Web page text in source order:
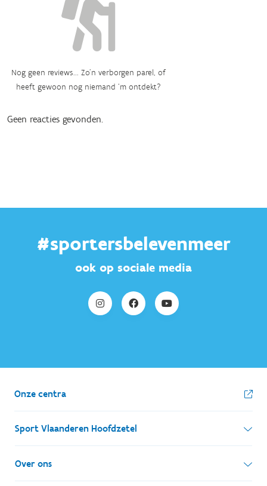
Nog geen reviews... Zo’n verborgen parel, of
heeft gewoon nog niemand ‘m ontdekt?
Geen reacties gevonden.
#sportersbelevenmeer
ook op sociale media
Onze centra
Sport Vlaanderen Hoofdzetel
Simon Bolivarlaan 17
1000 Brussel
Over ons